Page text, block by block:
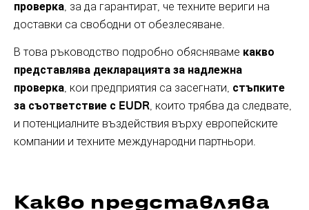
проверка , за да гарантират, че техните вериги на
доставки са свободни от обезлесяване.
В това ръководство подробно обясняваме какво
представлява декларацията за надлежна
проверка , кои предприятия са засегнати, стъпките
за съответствие с EUDR , които трябва да следвате,
и потенциалните въздействия върху европейските
компании и техните международни партньори.
Какво представлява